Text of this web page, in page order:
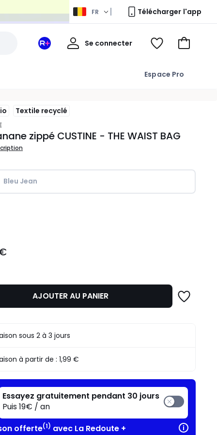
FR Télécharger l'app
Espace Pro
Mon
Se connecter
Mon
Voir
Aller
Textile recyclé
zippé CUSTINE - THE WAIST BAG
Bleu Jean
AJOUTER AU PANIER
sous 2 à 3 jours
à partir de :1,99 €
Essayez gratuitement pendant 30 jours
Puis 19€ / an
offerte(1) avec La Redoute +